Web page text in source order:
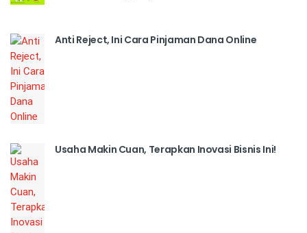
Anti Reject, Ini Cara Pinjaman Dana Online
Usaha Makin Cuan, Terapkan Inovasi Bisnis Ini!